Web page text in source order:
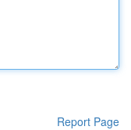
Report Page